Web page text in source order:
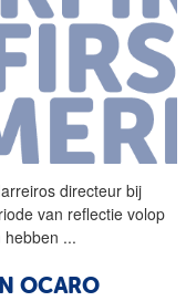
directeur bij
van reflectie volop
hebben ...
OCARO